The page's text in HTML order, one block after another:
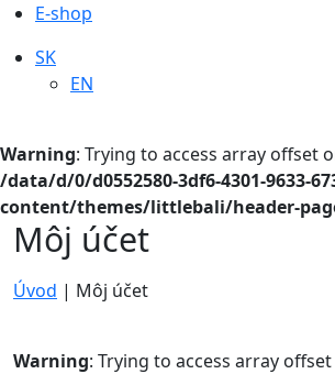
E-shop
SK
EN
Warning: Trying to access array offset
/data/d/0/d0552580-3df6-4301-9633-
content/themes/littlebali/header-
Môj účet
Úvod | Môj účet
Warning: Trying to access array